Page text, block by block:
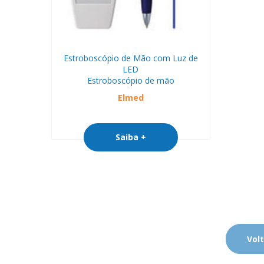
Estroboscópio de Mão com Luz de
LED
Estroboscópio de mão
Elmed
Saiba +